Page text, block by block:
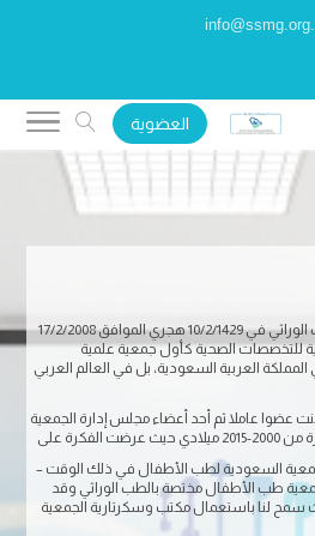
العضوية
تأسست الجمعية السعودية للطب الوراثي في 10/2/1429 هجري الموافق 17/2/2008
للتخصصات الصحية كأول جمعية علمية
العربية السعودية، بل في العالم العربي
عضوا عاملا ثم أحد أعضاء مجلس إدارة الجمعية
على
السعودية لطب الأطفال في ذلك الوقت –
طب الأطفال مختصة بالطب الوراثي وقد
سمح لنا باستعمال مكتب وسكرتارية الجمعية